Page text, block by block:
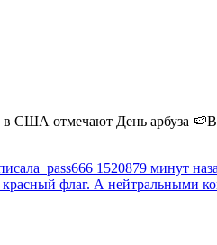
в США отмечают День арбуза
pass666 1520879 минут
красный флаг. А